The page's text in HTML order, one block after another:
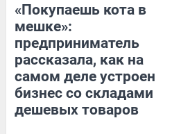
«Покупаешь кота в
мешке»:
предприниматель
рассказала, как на
самом деле устроен
бизнес со складами
дешевых товаров